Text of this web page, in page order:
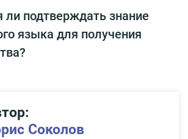
ли подтверждать знание
языка для получения
Соколов